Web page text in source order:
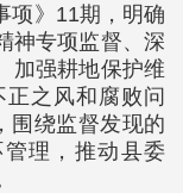
项》11期，明确
神专项监督、深
加强耕地保护维
之风和腐败问
围绕监督发现的
理，推动县委